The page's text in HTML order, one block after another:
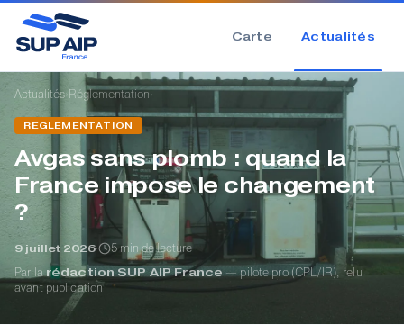
Carte Actualités
Actualités›Réglementation›
RÉGLEMENTATION
Avgas sans plomb : quand la
France impose le changement
?
9 juillet 2026·
5 min de lecture
Par la rédaction SUP AIP France — pilote pro (CPL/IR), relu
avant publication